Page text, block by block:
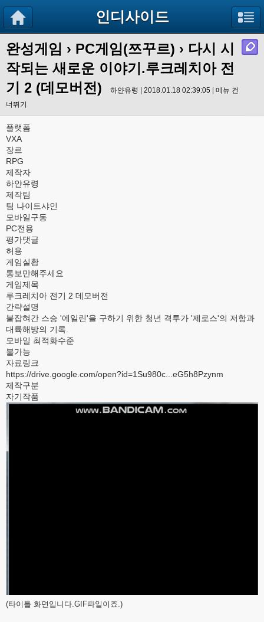
인디사이드
완성게임 › PC게임(쯔꾸르) › 다시 시
작되는 새로운 이야기.루크레치아 전
기 2 (데모버전)
하얀유령 | 2018.01.18 02:39:05 | 메뉴 건
너뛰기
플랫폼
VXA
장르
RPG
제작자
하얀유령
제작팀
팀 나이트샤인
모바일구동
PC전용
평가댓글
허용
게임실황
통보만해주세요
게임제목
루크레치아 전기 2 데모버전
간략설명
붙잡혀간 스승 '에일린'을 구하기 위한 청년 격투가 '제로스'의 저항과
대륙해방의 기록.
모바일 최적화수준
불가능
자료링크
https://drive.google.com/open?id=1Su980c...eG5h8Pzynm
제작구분
자기작품
(타이틀 화면입니다.GIF파일이죠.)